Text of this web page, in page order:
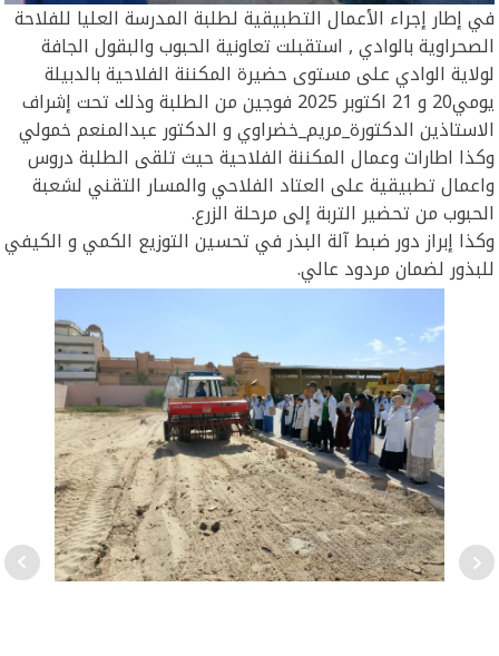
في إطار إجراء الأعمال التطبيقية لطلبة المدرسة العليا للفلاحة
الصحراوية بالوادي , استقبلت تعاونية الحبوب والبقول الجافة
لولاية الوادي على مستوى حضيرة المكننة الفلاحية بالدبيلة
يومي20 و 21 اكتوبر 2025 فوجين من الطلبة وذلك تحت إشراف
الاستاذين الدكتورة_مريم_خضراوي و الدكتور عبدالمنعم خمولي
وكذا اطارات وعمال المكننة الفلاحية حيث تلقى الطلبة دروس
واعمال تطبيقية على العتاد الفلاحي والمسار التقني لشعبة
الحبوب من تحضير التربة إلى مرحلة الزرع.
وكذا إبراز دور ضبط آلة البذر في تحسين التوزيع الكمي و الكيفي
للبذور لضمان مردود عالي.